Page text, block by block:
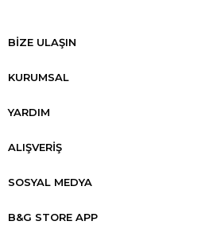
BİZE ULAŞIN
KURUMSAL
YARDIM
ALIŞVERİŞ
SOSYAL MEDYA
B&G STORE APP